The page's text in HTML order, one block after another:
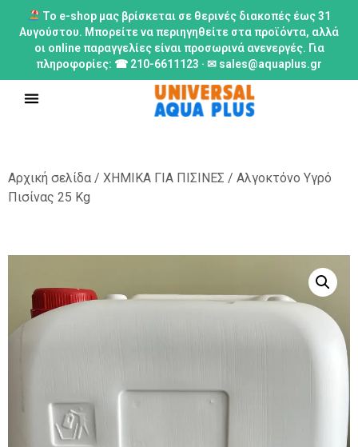
Το e-shop μας βρίσκεται σε θερινές διακοπές έως 31
Αυγούστου. Μπορείτε να περιηγηθείτε στα προϊόντα, αλλά
οι online παραγγελίες είναι προσωρινά ανενεργές. Για
πληροφορίες: ☎ 210-6611123 · ✉ sales@aquaplus.gr
Αρχική σελίδα / ΧΗΜΙΚΑ ΓΙΑ ΠΙΣΙΝΕΣ / Αλγοκτόνο Υγρό
Πισίνας 25 Kg